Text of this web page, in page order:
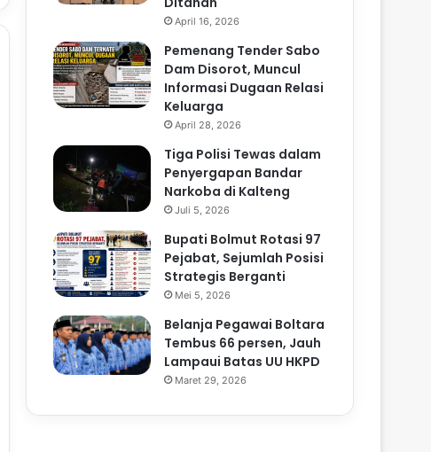
April 16, 2026
Pemenang Tender Sabo
Dam Disorot, Muncul
Informasi Dugaan Relasi
Keluarga
April 28, 2026
Tiga Polisi Tewas dalam
Penyergapan Bandar
Narkoba di Kalteng
Juli 5, 2026
Bupati Bolmut Rotasi 97
Pejabat, Sejumlah Posisi
Strategis Berganti
Mei 5, 2026
Belanja Pegawai Boltara
Tembus 66 persen, Jauh
Lampaui Batas UU HKPD
Maret 29, 2026